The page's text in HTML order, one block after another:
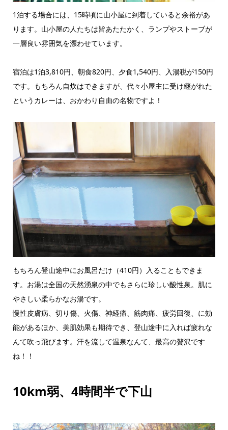
1泊する場合には、15時頃に山小屋に到着していると余裕があ
ります。山小屋の人たちは皆あたたかく、ランプやストーブが
一層良い雰囲気を漂わせています。
宿泊は1泊3,810円、朝食820円、夕食1,540円、入湯税が150円
です。もちろん自炊はできますが、代々小屋主に受け継がれた
というカレーは、おかわり自由の名物ですよ！
もちろん登山途中にお風呂だけ（410円）入ることもできま
す。お湯は全国の天然湧泉の中でもさらに珍しい酸性泉。肌に
やさしい柔らかなお湯です。
慢性皮膚病、切り傷、火傷、神経痛、筋肉痛、疲労回復、に効
能があるほか、美肌効果も期待でき、登山途中に入れば疲れな
んて吹っ飛びます。汗を流して温泉なんて、最高の贅沢です
ね！！
10km弱、4時間半で下山